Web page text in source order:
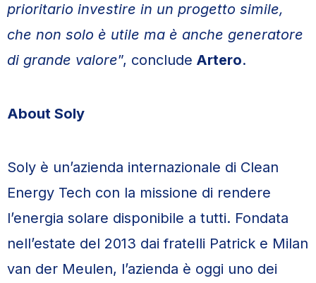
prioritario investire in un progetto simile,
che non solo è utile ma è anche generatore
di grande valore”, conclude Artero.
About Soly
Soly è un’azienda internazionale di Clean
Energy Tech con la missione di rendere
l’energia solare disponibile a tutti. Fondata
nell’estate del 2013 dai fratelli Patrick e Milan
van der Meulen, l’azienda è oggi uno dei